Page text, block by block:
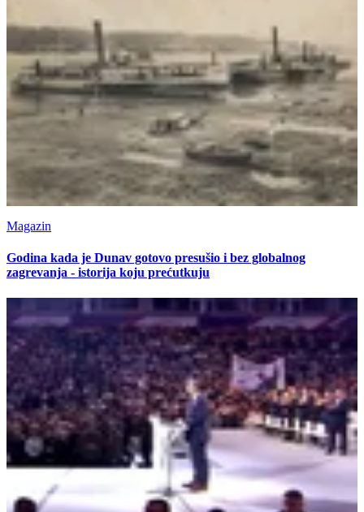
Magazin
Godina kada je Dunav gotovo presušio i bez globalnog
zagrevanja - istorija koju prećutkuju